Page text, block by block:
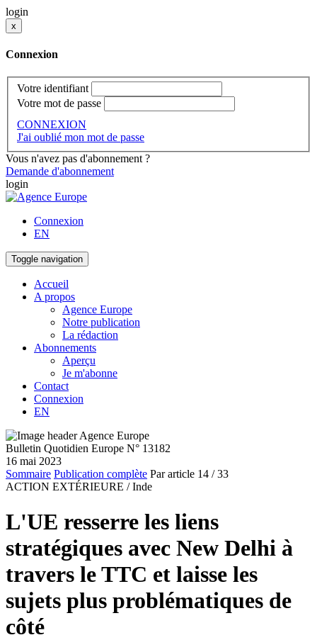
login
x
Connexion
Votre identifiant
Votre mot de passe
CONNEXION
J'ai oublié mon mot de passe
Vous n'avez pas d'abonnement ?
Demande d'abonnement
login
Connexion
EN
Toggle navigation
Accueil
A propos
Agence Europe
Notre publication
La rédaction
Abonnements
Aperçu
Je m'abonne
Contact
Connexion
EN
Bulletin Quotidien Europe N° 13182
16 mai 2023
Sommaire Publication complète Par article 14 / 33
ACTION EXTÉRIEURE / Inde
L'UE resserre les liens
stratégiques avec New Delhi à
travers le TTC et laisse les
sujets plus problématiques de
côté